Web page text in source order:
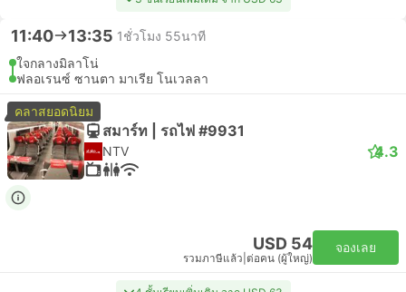
11:40 13:35 1ชั่วโมง 55นาที
ใจกลางมิลาโน่
ฟลอเรนซ์ ซานตา มาเรีย โนเวลลา
คลาสยอดนิยม
สมาร์ท | รถไฟ #9931
NTV 4.3
USD 54
รวมภาษีแล้ว ต่อคน (ผู้ใหญ่)
จองเลย